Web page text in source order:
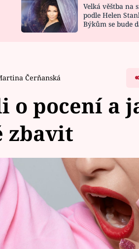
NOVINKY
VIDEORECEPTY
Velká věštba na
podle Helen
Býkům se bude
Čerňanská
o pocení a
zbavit